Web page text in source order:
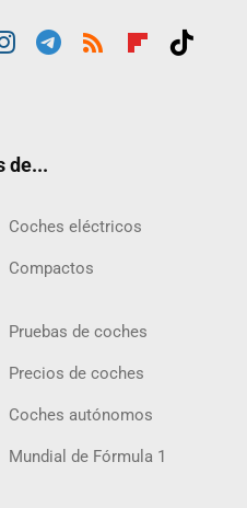
de...
Coches eléctricos
Compactos
Pruebas de coches
Precios de coches
Coches autónomos
Mundial de Fórmula 1